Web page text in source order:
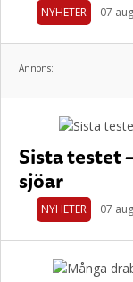
NYHETER 07
Annons:
Sista testet
sjöar
NYHETER 07